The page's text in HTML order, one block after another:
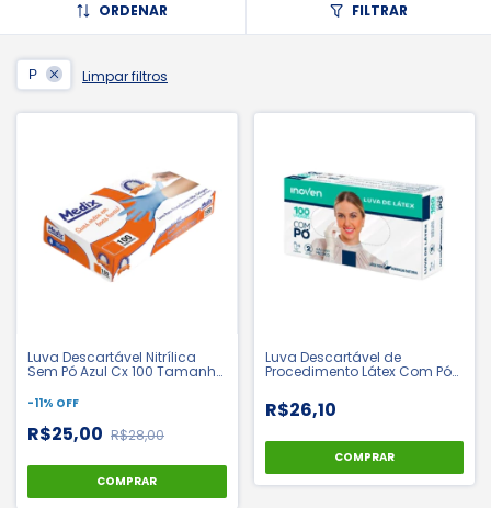
ORDENAR FILTRAR
P Limpar filtros
Luva Descartável Nitrílica
Sem Pó Azul Cx 100 Tamanho
-11% OFF
R$25,00 R$28,00
COMPRAR
Luva Descartável de
Procedimento Látex Com Pó
Inoven | CA 52053
R$26,10
COMPRAR